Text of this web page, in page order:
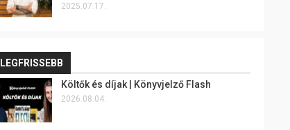
2025.07.17.
LEGFRISSEBB
Költők és díjak | Könyvjelző Flash
2026.08.04.